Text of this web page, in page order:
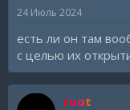
м
а
а
24 Июль 2024
есть ли он там
с целью их
root